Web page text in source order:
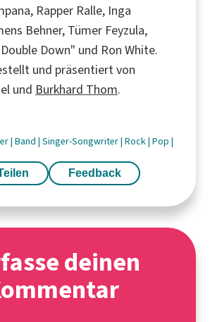
Rapper Ralle, Inga
Behner, Tümer Feyzula,
Down" und Ron White.
und präsentiert von
und Burkhard Thom.
| Band | Singer-Songwriter| Rock| Pop |
Feedback
deinen